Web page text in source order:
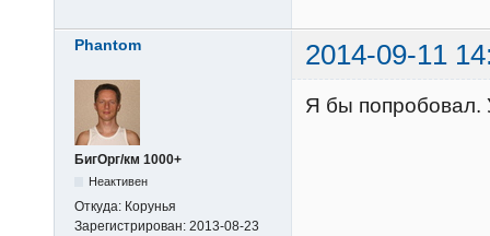
Phantom 2014-09-11
БигОрг/км 1000+
Неактивен
Откуда: Корунья
Зарегистрирован: 2013-08-23
Я бы попробовал.